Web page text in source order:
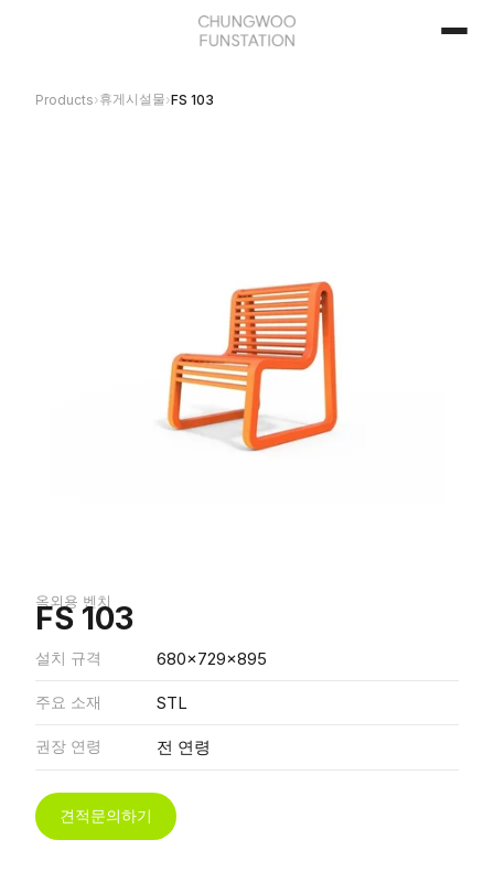
Products›휴게시설물›FS 103
옥외용 벤치
FS 103
설치 규격 680x729x895
주요 소재 STL
권장 연령 전 연령
견적문의하기